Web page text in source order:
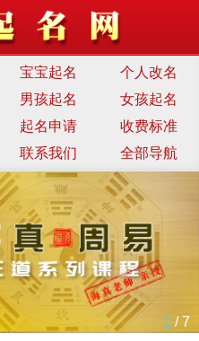
宝宝起名
个人改名
男孩起名 女孩起名
起名申请
收费标准
联系我们 全部导航
1 / 7